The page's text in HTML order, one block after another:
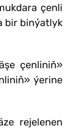
çenli
bir binýatlyk
çenliniň»
ýerine
rejelenen